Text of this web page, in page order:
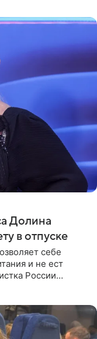
Долина
в отпуске
себе
и не ест
России